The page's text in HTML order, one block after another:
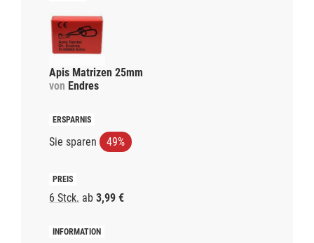
Apis Matrizen 25mm
von Endres
Sie sparen 49%
6 Stck. ab 3,99 €